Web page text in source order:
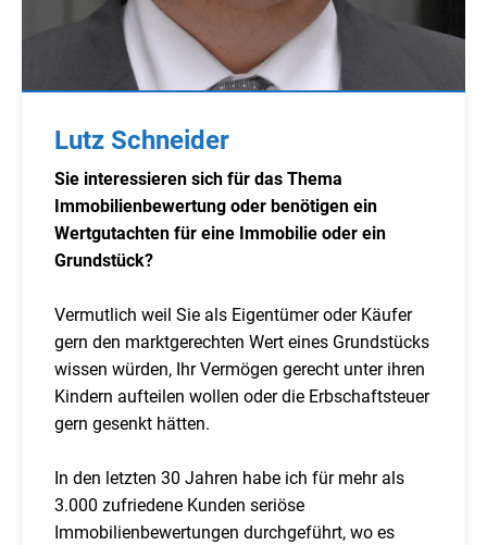
Lutz Schneider
Sie interessieren sich für das Thema
Immobilienbewertung oder benötigen ein
Wertgutachten für eine Immobilie oder ein
Grundstück?
Vermutlich weil Sie als Eigentümer oder Käufer
gern den marktgerechten Wert eines Grundstücks
wissen würden, Ihr Vermögen gerecht unter ihren
Kindern aufteilen wollen oder die Erbschaftsteuer
gern gesenkt hätten.
In den letzten 30 Jahren habe ich für mehr als
3.000 zufriedene Kunden seriöse
Immobilienbewertungen durchgeführt, wo es